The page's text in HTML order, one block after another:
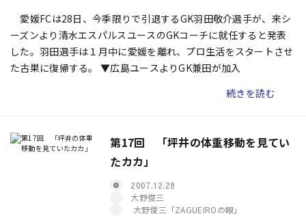
愛媛FCは28日、今季限りで引退するGK羽田敬介選手が、来シ
ーズンより清水エスパルスユースのGKコーチに就任すると発表
した。羽田選手は１月中に愛媛を離れ、プロ生活をスタートさせ
た古巣に復帰する。 ▼広島ユースよりGK兼田が加入
続きを読む
第17回 「坪井の体重移動を見てい
たカカ」
2007.12.28
大野俊三
大野俊三「ZAGUEIROの眼」